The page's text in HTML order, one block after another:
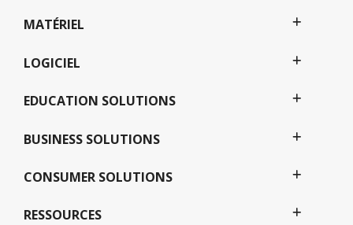
MATÉRIEL
LOGICIEL
EDUCATION SOLUTIONS
BUSINESS SOLUTIONS
CONSUMER SOLUTIONS
RESSOURCES